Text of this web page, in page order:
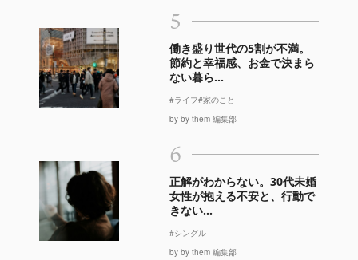
5
働き盛り世代の5割が不満。
節約と幸福感、お金で決まら
ない暮ら...
#ライフ#家のこと
by by them 編集部
6
正解がわからない。30代未婚
女性が抱える不安と、行動で
きない...
#シングル
by by them 編集部